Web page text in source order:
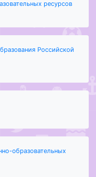
ресурсов
Российской
образовательных